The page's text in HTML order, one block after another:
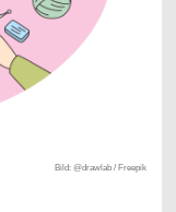
Bild: @drawlab / Freepik